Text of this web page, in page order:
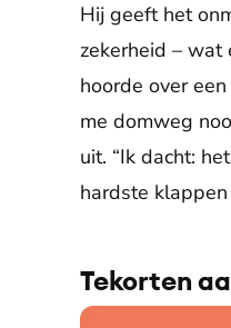
Hij geeft het
zekerheid –
hoorde over
me domweg
uit. “Ik dacht:
hardste
Tekorten